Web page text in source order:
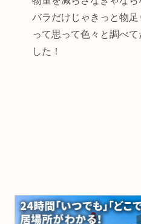
バラだけじゃきっと物
って思って色々と調べ
した！